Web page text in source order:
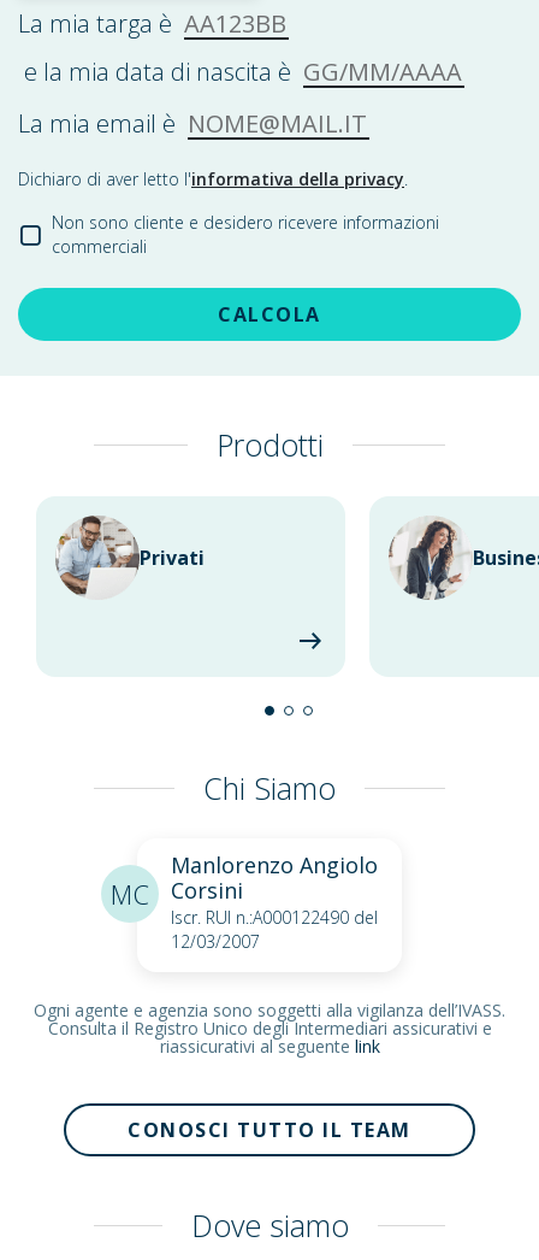
La mia targa è AA123BB
e la mia data di nascita è GG/MM/AAAA
La mia email è NOME@MAIL.IT
Dichiaro di aver letto l'informativa della privacy.
Non sono cliente e desidero ricevere informazioni
commerciali
CALCOLA
Prodotti
Privati
Chi Siamo
Manlorenzo Angiolo
Corsini
Iscr. RUI n.:A000122490 del
12/03/2007
MC
Ogni agente e agenzia sono soggetti alla vigilanza dell’IVASS.
Consulta il Registro Unico degli Intermediari assicurativi e
riassicurativi al seguente link
CONOSCI TUTTO IL TEAM
Dove siamo